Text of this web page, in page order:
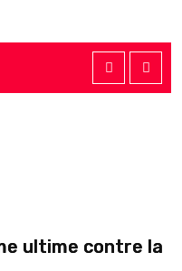
ultime contre la